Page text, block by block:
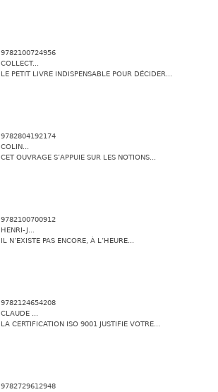
9782100724956
COLLECT...
LE PETIT LIVRE INDISPENSABLE POUR DÉCIDER...
9782804192174
COLIN...
CET OUVRAGE S’APPUIE SUR LES NOTIONS...
9782100700912
HENRI-J...
IL N’EXISTE PAS ENCORE, À L’HEURE...
9782124654208
CLAUDE ...
LA CERTIFICATION ISO 9001 JUSTIFIE VOTRE...
9782729612948